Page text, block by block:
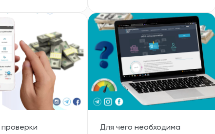
Для чего необходима